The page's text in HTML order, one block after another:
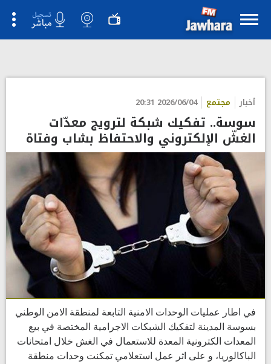
أخبار مجتمع 2026/06/04 20:31
سوسة.. تفكيك شبكة لترويج معدّات
الغشّ الإلكتروني والاحتفاظ بشاب وفتاة
في اطار عمليات الوحدات الامنية التابعة لمنطقة الامن الوطني
بسوسة المدينة لتفكيك الشبكات الاجرامية المختصة في بيع
المعدات الكترونية المعدة للاستعمال في الغش خلال امتحانات
الباكالوريا، و على اثر عمل استعلامي تمكنت وحدات منطقة